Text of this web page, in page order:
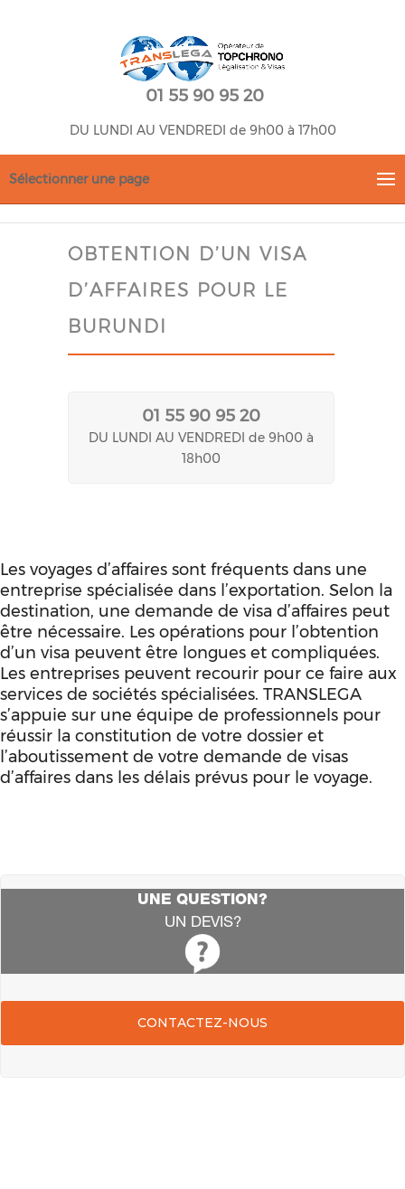
01 55 90 95 20
DU LUNDI AU VENDREDI de 9h00 à 17h00
Sélectionner une page
OBTENTION D’UN VISA
D’AFFAIRES POUR LE
BURUNDI
01 55 90 95 20
DU LUNDI AU VENDREDI de 9h00 à
18h00
Les voyages d’affaires sont fréquents dans une
entreprise spécialisée dans l’exportation. Selon la
destination, une demande de visa d’affaires peut
être nécessaire. Les opérations pour l’obtention
d’un visa peuvent être longues et compliquées.
Les entreprises peuvent recourir pour ce faire aux
services de sociétés spécialisées. TRANSLEGA
s’appuie sur une équipe de professionnels pour
réussir la constitution de votre dossier et
l’aboutissement de votre demande de visas
d’affaires dans les délais prévus pour le voyage.
UNE QUESTION?
UN DEVIS?
CONTACTEZ-NOUS